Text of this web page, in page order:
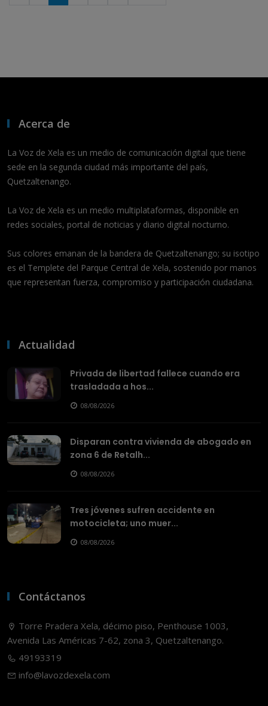
Acerca de
La Voz de Xela es un medio de comunicación digital que tiene
sede en la segunda ciudad más importante del país,
Quetzaltenango.
La Voz de Xela es un medio multiplataformas, disponible en
redes sociales, portal de noticias y diario digital nocturno.
Sus colores emanan de la bandera de Quetzaltenango; su isotipo
es el Templete del Parque Central de Xela, sostenido por manos
que representan fuerza, compromiso y participación ciudadana.
Actualidad
Privada de libertad fallece cuando era
trasladada a hos...
08/08/2026
Disparan contra vivienda de abogado en
zona 6 de Retalh...
08/08/2026
Tres jóvenes sufren accidente en
motocicleta; uno muer...
08/08/2026
Contáctanos
Torre Pradera Xela, décimo piso, Penthouse 1003,
Avenida Las Américas 7-62, zona 3, Quetzaltenango.
49193319
info@lavozdexela.com